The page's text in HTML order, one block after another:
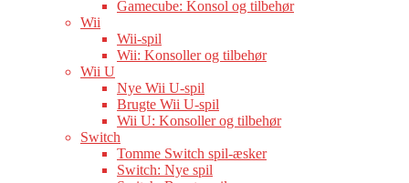
Gamecube: Konsol og tilbehør
Wii
Wii-spil
Wii: Konsoller og tilbehør
Wii U
Nye Wii U-spil
Brugte Wii U-spil
Wii U: Konsoller og tilbehør
Switch
Tomme Switch spil-æsker
Switch: Nye spil